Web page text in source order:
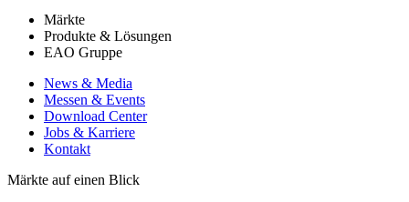
Märkte
Produkte & Lösungen
EAO Gruppe
News & Media
Messen & Events
Download Center
Jobs & Karriere
Kontakt
Märkte auf einen Blick